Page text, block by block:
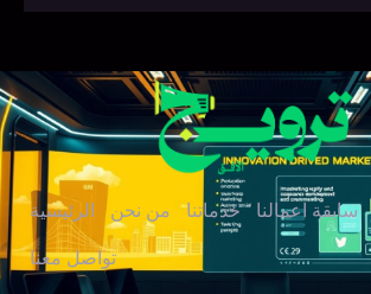
الرئيسية من نحن خدماتنا سابقة اعمالنا
تواصل معنا